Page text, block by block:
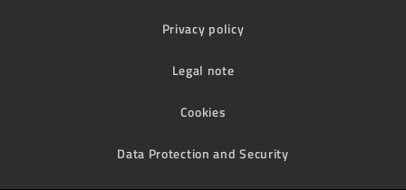
Privacy policy
Legal note
Cookies
Data Protection and Security